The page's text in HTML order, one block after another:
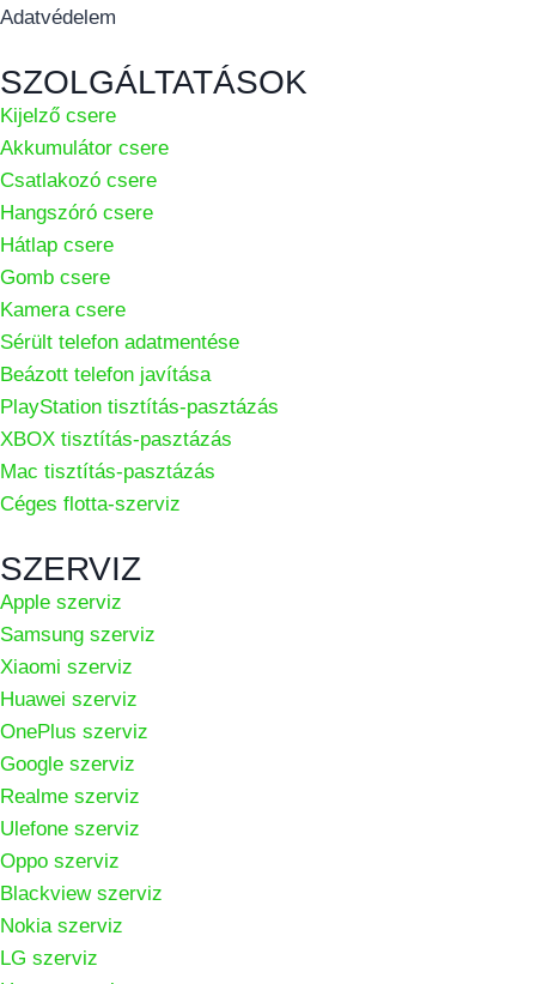
Adatvédelem
SZOLGÁLTATÁSOK
Kijelző csere
Akkumulátor csere
Csatlakozó csere
Hangszóró csere
Hátlap csere
Gomb csere
Kamera csere
Sérült telefon adatmentése
Beázott telefon javítása
PlayStation tisztítás-pasztázás
XBOX tisztítás-pasztázás
Mac tisztítás-pasztázás
Céges flotta-szerviz
SZERVIZ
Apple szerviz
Samsung szerviz
Xiaomi szerviz
Huawei szerviz
OnePlus szerviz
Google szerviz
Realme szerviz
Ulefone szerviz
Oppo szerviz
Blackview szerviz
Nokia szerviz
LG szerviz